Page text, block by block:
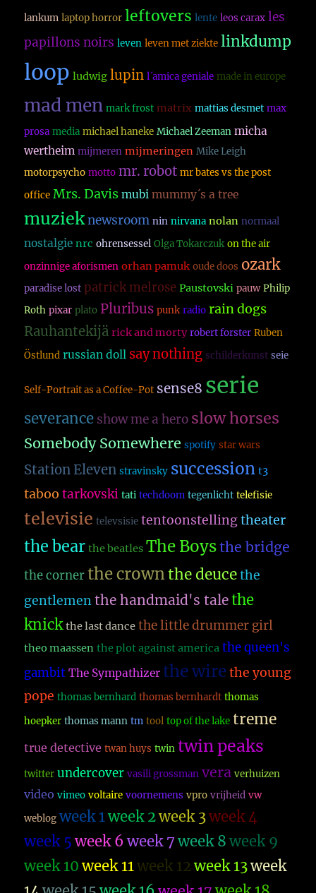
lankum laptop horror leftovers lente leos carax les
papillons noirs leven leven met ziekte linkdump
loop ludwig lupin l´amica geniale made in europe
mad men mark frost matrix mattias desmet max
prosa media michael haneke Michael Zeeman micha
wertheim mijmeren mijmeringen Mike Leigh
motorpsycho motto mr. robot mr bates vs the post
office Mrs. Davis mubi mummy´s a tree
muzieknewsroom nin nirvana nolan normaal
nostalgie nrc ohrensessel Olga Tokarczuk on the air
onzinnige aforismen orhan pamuk oude doos ozark
paradise lost patrick melrose Paustovski pauw Philip
Roth pixar plato Pluribus punk radio rain dogs
Rauhantekijä rick and morty robert forster Ruben
Östlund russian doll say nothing schilderkunst seie
Self-Portrait as a Coffee-Pot sense8 serie
severance show me a hero slow horses
Somebody Somewhere spotify star wars
Station Eleven stravinsky succession t3
taboo tarkovski tati techdoom tegenlicht telefisie
televisie televsisie tentoonstelling theater
the bear the beatles The Boysthe bridge
the corner the crownthe deuce the
gentlemen the handmaid's talethe
knick the last dance the little drummer girl
theo maassen the plot against america the queen's
gambit The Sympathizer the wire the young
pope thomas bernhard thomas bernhardt thomas
hoepker thomas mann tm tool top of the lake treme
true detective twan huys twin twin peaks
twitter undercover vasili grossman vera verhuizen
video vimeo voltaire voornemens vpro vrijheid vw
weblog week 1week 2week 3week 4
week 5 week 6 week 7 week 8 week 9
week 10 week 11week 12 week 13week